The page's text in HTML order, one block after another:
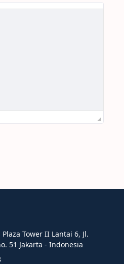
Tower II Lantai 6, Jl.
51 Jakarta - Indonesia